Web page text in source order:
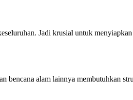
Jadi krusial untuk
bencana alam lainnya membutuhkan